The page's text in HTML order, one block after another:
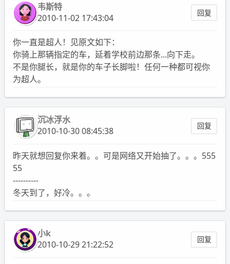
韦斯特
2010-11-02 17:43:04
回复
你一直是超人！见原文如下：
你骑上那辆指定的车，延着学校前边那条...向下走。
不是你腿长，就是你的车子长脚啦！任何一种都可视你
为超人。
沉冰浮水
2010-10-30 08:45:38
回复
昨天就想回复你来着。。可是网络又开始抽了。。。555
55
----------
冬天到了，好冷。。。
小k
2010-10-29 21:22:52
回复